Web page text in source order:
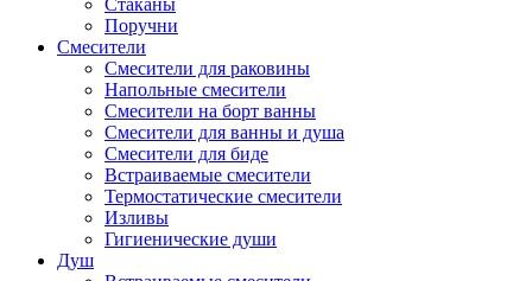
Стаканы
Поручни
Смесители
Смесители для раковины
Напольные смесители
Смесители на борт ванны
Смесители для ванны и душа
Смесители для биде
Встраиваемые смесители
Термостатические смесители
Изливы
Гигиенические души
Душ